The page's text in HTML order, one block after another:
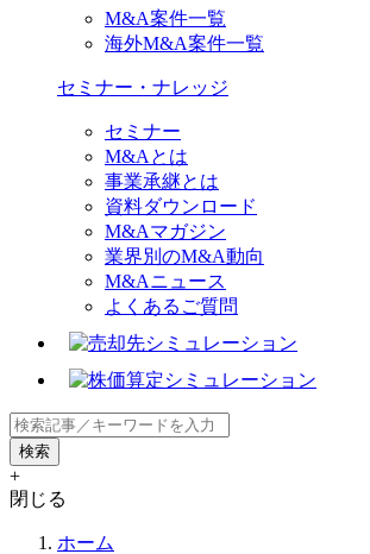
M&A案件一覧
海外M&A案件一覧
セミナー・ナレッジ
セミナー
M&Aとは
事業承継とは
資料ダウンロード
M&Aマガジン
業界別のM&A動向
M&Aニュース
よくあるご質問
+
閉じる
ホーム